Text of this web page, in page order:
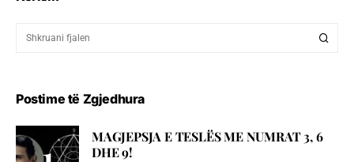
Postime të Zgjedhura
MAGJEPSJA E TESLËS ME NUMRAT 3, 6
DHE 9!